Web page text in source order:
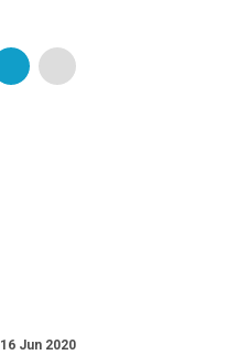
16 Jun 2020